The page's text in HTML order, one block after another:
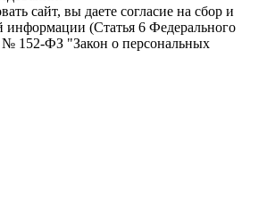
сайт, вы даете согласие на сбор и
информации (Статья 6 Федерального
№ 152-ФЗ "Закон о персональных